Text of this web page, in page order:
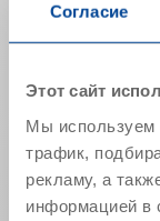
Согласие
Этот сайт
Мы используем
трафик,
рекламу, а
информацией в
Основа
вещества